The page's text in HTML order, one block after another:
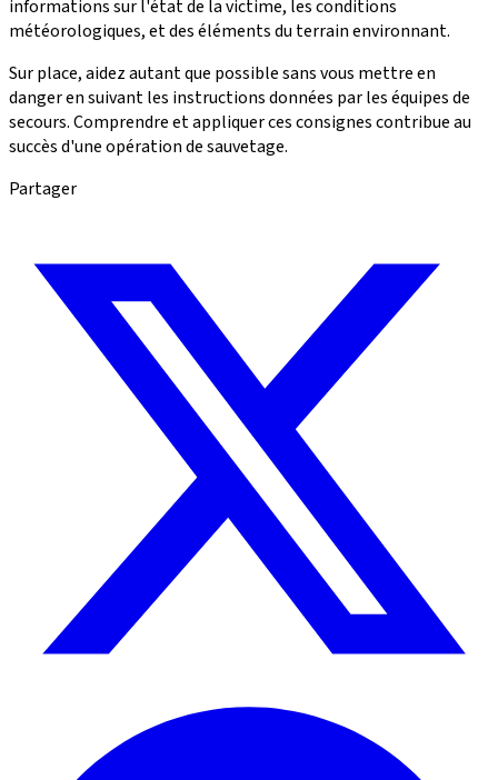
informations sur l'état de la victime, les conditions
météorologiques, et des éléments du terrain environnant.
Sur place, aidez autant que possible sans vous mettre en
danger en suivant les instructions données par les équipes de
secours. Comprendre et appliquer ces consignes contribue au
succès d'une opération de sauvetage.
Partager